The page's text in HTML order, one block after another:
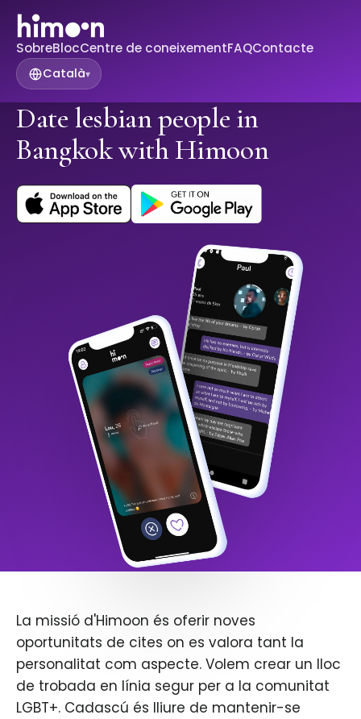
SobreBlocCentre de coneixementFAQContacte
Català▾
Date lesbian people in
Bangkok with Himoon
La missió d'Himoon és oferir noves
oportunitats de cites on es valora tant la
personalitat com aspecte. Volem crear un lloc
de trobada en línia segur per a la comunitat
LGBT+. Cadascú és lliure de mantenir-se